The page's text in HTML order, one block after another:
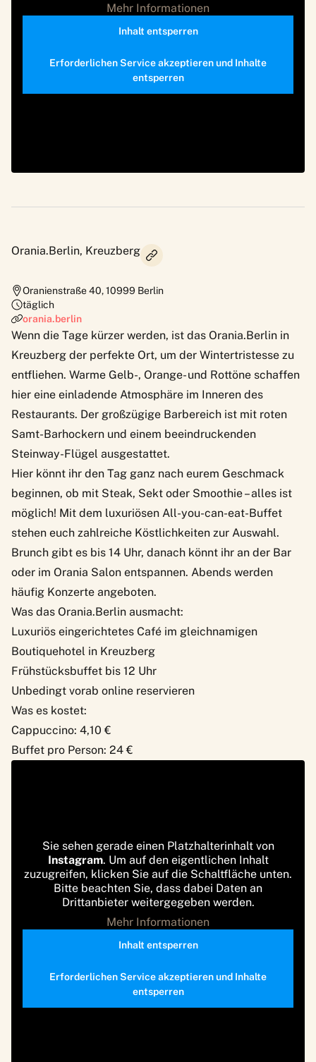
Mehr Informationen
Inhalt entsperren
Erforderlichen Service akzeptieren und Inhalte
entsperren
Orania.Berlin, Kreuzberg
Oranienstraße 40,10999 Berlin
täglich
orania.berlin
Wenn die Tage kürzer werden, ist das Orania.Berlin in
Kreuzberg der perfekte Ort, um der Wintertristesse zu
entfliehen. Warme Gelb-, Orange- und Rottöne schaffen
hier eine einladende Atmosphäre im Inneren des
Restaurants. Der großzügige Barbereich ist mit roten
Samt-Barhockern und einem beeindruckenden
Steinway-Flügel ausgestattet.
Hier könnt ihr den Tag ganz nach eurem Geschmack
beginnen, ob mit Steak, Sekt oder Smoothie – alles ist
möglich! Mit dem luxuriösen All-you-can-eat-Buffet
stehen euch zahlreiche Köstlichkeiten zur Auswahl.
Brunch gibt es bis 14 Uhr, danach könnt ihr an der Bar
oder im Orania Salon entspannen. Abends werden
häufig Konzerte angeboten.
Was das Orania.Berlin ausmacht:
Luxuriös eingerichtetes Café im gleichnamigen
Boutiquehotel in Kreuzberg
Frühstücksbuffet bis 12 Uhr
Unbedingt vorab online reservieren
Was es kostet:
Cappuccino: 4,10 €
Buffet pro Person: 24 €
Sie sehen gerade einen Platzhalterinhalt von
Instagram. Um auf den eigentlichen Inhalt
zuzugreifen, klicken Sie auf die Schaltfläche unten.
Bitte beachten Sie, dass dabei Daten an
Drittanbieter weitergegeben werden.
Mehr Informationen
Inhalt entsperren
Erforderlichen Service akzeptieren und Inhalte
entsperren